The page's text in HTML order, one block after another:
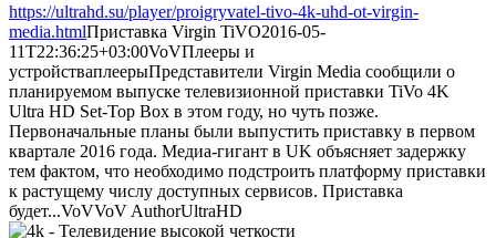
https://ultrahd.su/player/proigryvatel-tivo-4k-uhd-ot-virgin-
media.htmlПриставка Virgin TiVO2016-05-
11T22:36:25+03:00VoVПлееры и
устройстваплеерыПредставители Virgin Media сообщили о
планируемом выпуске телевизионной приставки TiVo 4K
Ultra HD Set-Top Box в этом году, но чуть позже.
Первоначальные планы были выпустить приставку в первом
квартале 2016 года. Медиа-гигант в UK объясняет задержку
тем фактом, что необходимо подстроить платформу приставки
к растущему числу доступных сервисов. Приставка
будет...VoVVoV AuthorUltraHD